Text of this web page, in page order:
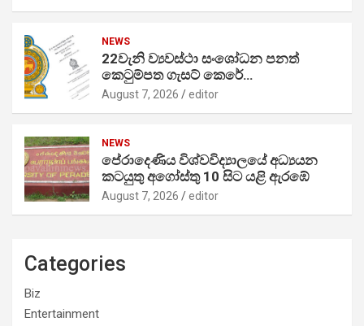
NEWS
22වැනි ව්‍යවස්ථා සංශෝධන පනත්
කෙටුම්පත ගැසට් කෙරේ…
August 7, 2026 editor
NEWS
පේරාදෙණිය විශ්වවිද්‍යාලයේ අධ්‍යයන
කටයුතු අගෝස්තු 10 සිට යළි ඇරඹේ
August 7, 2026 editor
Categories
Biz
Entertainment